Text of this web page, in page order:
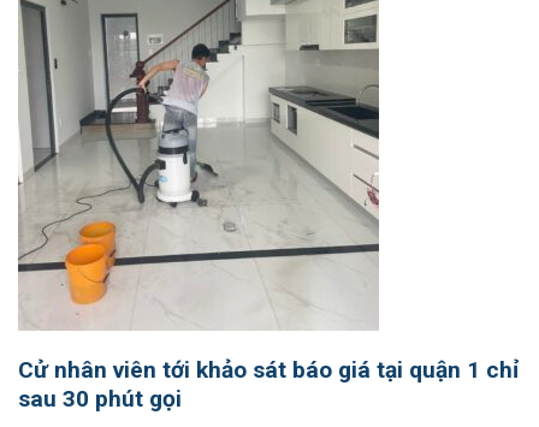
Cử nhân viên tới khảo sát báo giá tại quận 1 chỉ
sau 30 phút gọi